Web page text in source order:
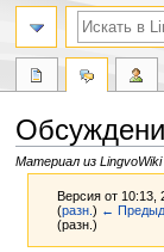
Материал из LingvoWiki
Версия от
(разн.) ←
(разн.)